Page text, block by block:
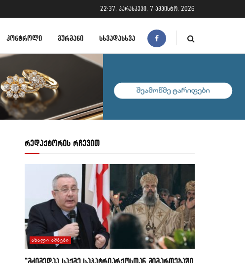
22:37, პარასკევი, 7 აგვისტო, 2026
ᲙᲝᲜᲢᲠᲝᲚᲘ ᲒᲣᲠᲛᲐᲜᲘ ᲡᲮᲕᲐᲓᲐᲡᲮᲕᲐ
რედაქტორის რჩევით
ᲐᲮᲐᲚᲘ ᲐᲛᲑᲔᲑᲘ